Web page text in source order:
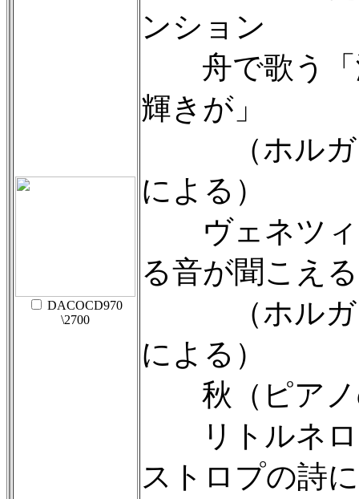
DACOCD970
\2700
ンション
舟で歌う「
輝きが」
（ホルガー
による）
ヴェネツィ
る音が聞こえ
（ホルガー
による）
秋（ピアノ
リトルネロ
ストロプの詩